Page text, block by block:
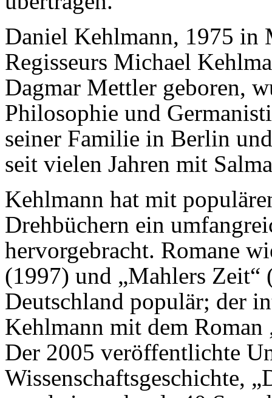
Daniel Kehlmann, 1975 in
Regisseurs Michael
Dagmar Mettler geboren,
Philosophie und
seiner Familie in Berlin
seit vielen Jahren mit
Kehlmann hat mit
Drehbüchern ein
hervorgebracht. Romane
(1997) und „Mahlers Zeit“
Deutschland populär; der
Kehlmann mit dem
Der 2005 veröffentlichte
Wissenschaftsgeschichte,